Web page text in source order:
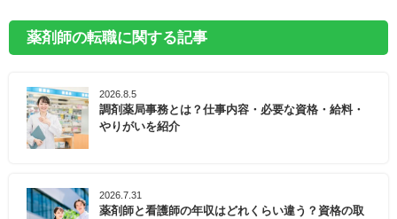
薬剤師の転職に関する記事
2026.8.5
調剤薬局事務とは？仕事内容・必要な資格・給料・
やりがいを紹介
2026.7.31
薬剤師と看護師の年収はどれくらい違う？資格の取